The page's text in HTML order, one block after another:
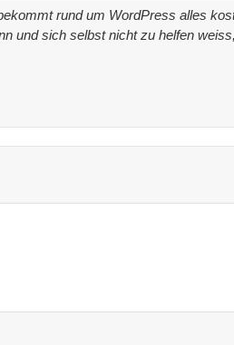
rund um WordPress alles
und sich selbst nicht zu helfen